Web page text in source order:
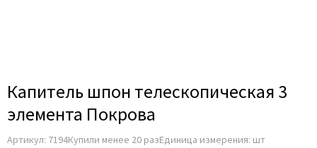
Капитель шпон телескопическая 3
элемента Покрова
Артикул: 7194Купили менее 20 разЕдиница измерения: шт